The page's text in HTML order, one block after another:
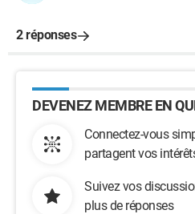
2 réponses
DEVENEZ MEMBRE EN
Connectez-vous
partagent vos
Suivez vos
plus de réponses